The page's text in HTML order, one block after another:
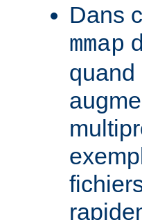
Dans
mmap
quand